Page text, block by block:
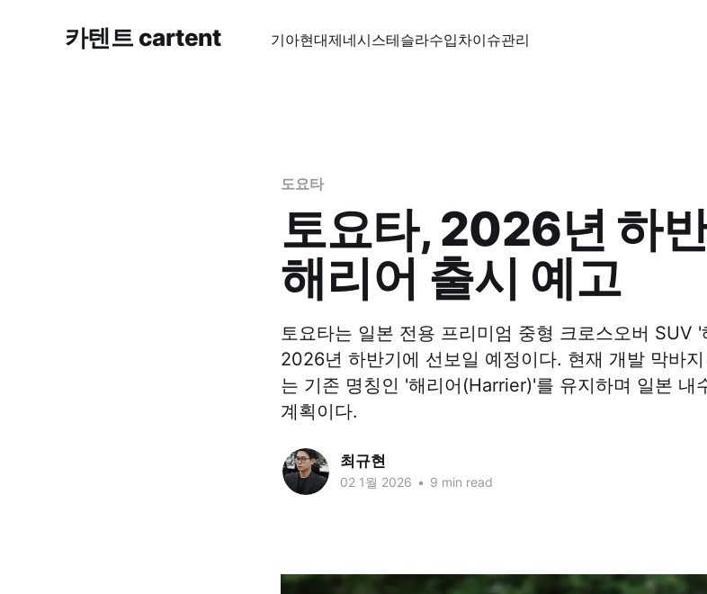
카텐트 cartent 기아현대제네시스테슬라수입차이슈관리
도요타
토요타, 2026년 하
해리어 출시 예고
토요타는 일본 전용 프리미엄 중형 크로스오버 SUV
2026년 하반기에 선보일 예정이다. 현재 개발 막바
는 기존 명칭인 '해리어(Harrier)'를 유지하며 일본 내
계획이다.
최규현
02 1월 2026 • 9 min read